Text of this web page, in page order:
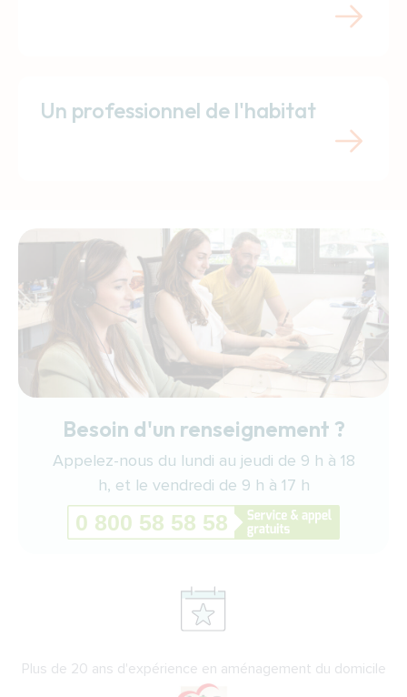
Un professionnel de l'habitat
Besoin d'un renseignement ?
Appelez-nous du lundi au jeudi de 9 h à 18
h, et le vendredi de 9 h à 17 h
Plus de 20 ans d'expérience en aménagement du domicile